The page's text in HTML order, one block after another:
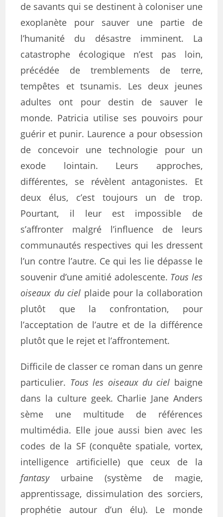
de savants qui se destinent à coloniser une
exoplanète pour sauver une partie de
l’humanité du désastre imminent. La
catastrophe écologique n’est pas loin,
précédée de tremblements de terre,
tempêtes et tsunamis. Les deux jeunes
adultes ont pour destin de sauver le
monde. Patricia utilise ses pouvoirs pour
guérir et punir. Laurence a pour obsession
de concevoir une technologie pour un
exode lointain. Leurs approches,
différentes, se révèlent antagonistes. Et
deux élus, c’est toujours un de trop.
Pourtant, il leur est impossible de
s’affronter malgré l’influence de leurs
communautés respectives qui les dressent
l’un contre l’autre. Ce qui les lie dépasse le
souvenir d’une amitié adolescente. Tous les
oiseaux du ciel plaide pour la collaboration
plutôt que la confrontation, pour
l’acceptation de l’autre et de la différence
plutôt que le rejet et l’affrontement.
Difficile de classer ce roman dans un genre
particulier. Tous les oiseaux du ciel baigne
dans la culture geek. Charlie Jane Anders
sème une multitude de références
multimédia. Elle joue aussi bien avec les
codes de la SF (conquête spatiale, vortex,
intelligence artificielle) que ceux de la
fantasyurbaine (système de magie,
apprentissage, dissimulation des sorciers,
prophétie autour d’un élu). Le monde